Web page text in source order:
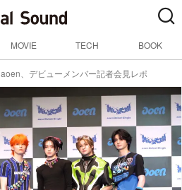
MOVIE TECH BOOK
aoen、デビューメンバー記者会見レポ